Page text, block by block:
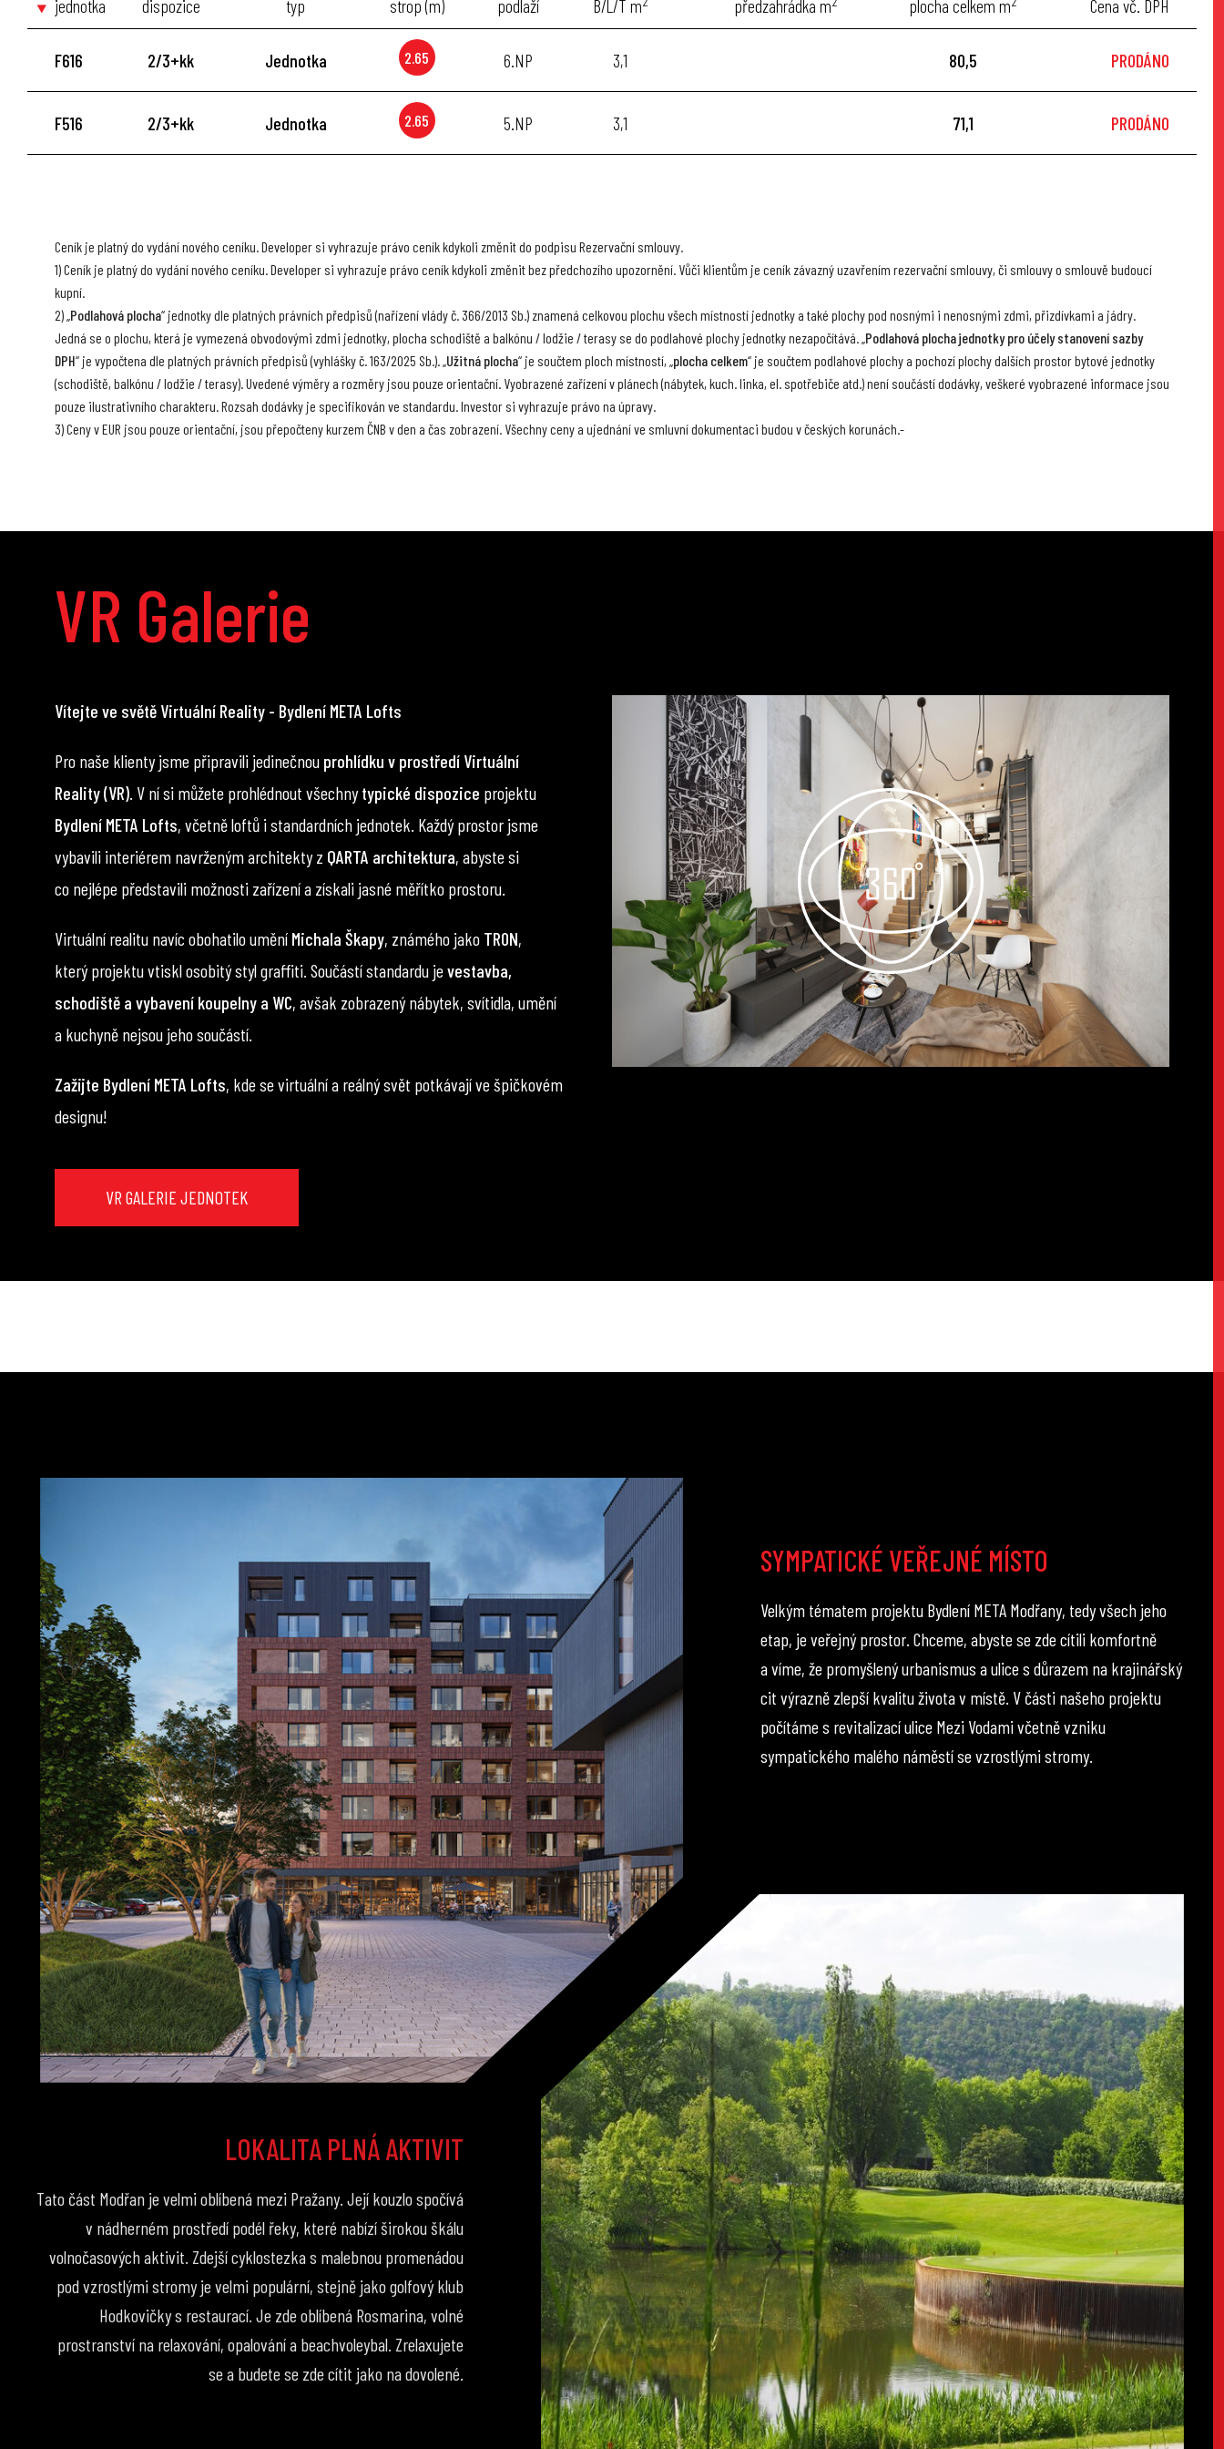
jednotka dispozice typ strop (m) podlaží B/L/T m předzahrádka m plocha celkem m Cena vč. DPH
F616 2/3+kk Jednotka 2.65 6.NP 3,1 80,5 PRODÁNO
F516 2/3+kk Jednotka 2.65 5.NP 3,1 71,1 PRODÁNO
Ceník je platný do vydání nového ceníku. Developer si vyhrazuje právo ceník kdykoli změnit do podpisu Rezervační smlouvy.
1) Ceník je platný do vydání nového ceníku. Developer si vyhrazuje právo ceník kdykoli změnit bez předchozího upozornění. Vůči klientům je ceník závazný uzavřením rezervační smlouvy, či smlouvy o smlouvě budoucí
kupní.
2) „Podlahová plocha“ jednotky dle platných právních předpisů (nařízení vlády č. 366/2013 Sb.) znamená celkovou plochu všech místností jednotky a také plochy pod nosnými i nenosnými zdmi, přizdívkami a jádry.
Jedná se o plochu, která je vymezená obvodovými zdmi jednotky, plocha schodiště a balkónu / lodžie / terasy se do podlahové plochy jednotky nezapočítává. „Podlahová plocha jednotky pro účely stanovení sazby
DPH“ je vypočtena dle platných právních předpisů (vyhlášky č. 163/2025 Sb.). „Užitná plocha“ je součtem ploch místností, „plocha celkem“ je součtem podlahové plochy a pochozí plochy dalších prostor bytové jednotky
(schodiště, balkónu / lodžie / terasy). Uvedené výměry a rozměry jsou pouze orientační. Vyobrazené zařízení v plánech (nábytek, kuch. linka, el. spotřebiče atd.) není součástí dodávky, veškeré vyobrazené informace jsou
pouze ilustrativního charakteru. Rozsah dodávky je specifikován ve standardu. Investor si vyhrazuje právo na úpravy.
3) Ceny v EUR jsou pouze orientační, jsou přepočteny kurzem ČNB v den a čas zobrazení. Všechny ceny a ujednání ve smluvní dokumentaci budou v českých korunách.-
VR Galerie
Vítejte ve světě Virtuální Reality - Bydlení META Lofts
Pro naše klienty jsme připravili jedinečnou prohlídku v prostředí Virtuální
Reality (VR). V ní si můžete prohlédnout všechnytypické dispozice projektu
Bydlení META Lofts, včetně loftů i standardních jednotek. Každý prostor jsme
vybavili interiérem navrženým architekty z QARTA architektura, abyste si
co nejlépe představili možnosti zařízení a získali jasné měřítko prostoru.
Virtuální realitu navíc obohatilo umění Michala Škapy, známého jako TRON,
který projektu vtiskl osobitý styl graffiti. Součástí standardu jevestavba,
schodiště a vybavení koupelny a WC, avšak zobrazený nábytek, svítidla, umění
a kuchyně nejsou jeho součástí.
Zažijte Bydlení META Lofts, kde se virtuální a reálný svět potkávají ve špičkovém
designu!
VR GALERIE JEDNOTEK
SYMPATICKÉ VEŘEJNÉ MÍSTO
Velkým tématem projektu Bydlení META Modřany, tedy všech jeho
etap, je veřejný prostor. Chceme, abyste se zde cítili komfortně
a víme, že promyšlený urbanismus a ulice s důrazem na krajinářský
cit výrazně zlepší kvalitu života v místě. V části našeho projektu
počítáme s revitalizací ulice Mezi Vodami včetně vzniku
sympatického malého náměstí se vzrostlými stromy.
LOKALITA PLNÁ AKTIVIT
Tato část Modřan je velmi oblíbená mezi Pražany. Její kouzlo spočívá
v nádherném prostředí podél řeky, které nabízí širokou škálu
volnočasových aktivit. Zdejší cyklostezka s malebnou promenádou
pod vzrostlými stromy je velmi populární, stejně jako golfový klub
Hodkovičky s restaurací. Je zde oblíbená Rosmarina, volné
prostranství na relaxování, opalování a beachvoleybal. Zrelaxujete
se a budete se zde cítit jako na dovolené.